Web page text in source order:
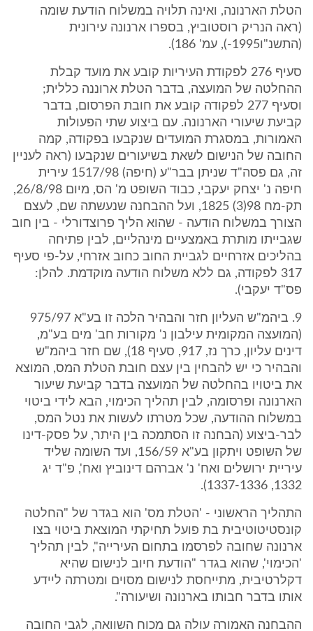
הטלת הארנונה, ואינה תלויה במשלוח הודעת שומה
(ראה הנריק רוסטוביץ, בספרו ארנונה עירונית
(התשנ"ו1995-), עמ' 186).
סעיף 276 לפקודת העיריות קובע את מועד קבלת
ההחלטה של המועצה, בדבר הטלת ארוננה כללית;
וסעיף 277 לפקודה קובע את חובת הפרסום, בדבר
קביעת שיעורי הארנונה. עם ביצוע שתי הפעולות
האמורות, במסגרת המועדים שנקבעו בפקודה, קמה
החובה של הנישום לשאת בשיעורים שנקבעו (ראה לעניין
זה, גם פסה"ד שניתן בבר"ע (חיפה) 1517/98 עירית
חיפה נ' יצחק יעקבי, כבוד השופט מ' הס, מיום 26/8/98,
תק-מח 98(3) 1825, ועל ההבחנה שנעשתה שם, לעצם
הצורך במשלוח הודעה - שהוא הליך פרוצדורלי - בין חוב
שגבייתו מותרת באמצעיים מינהליים, לבין פתיחה
בהליכים אזרחיים לגביית החוב כחוב אזרחי, על-פי סעיף
317 לפקודה, גם ללא משלוח הודעה מוקדמת. להלן:
פס"ד יעקבי).
9. ביהמ"ש העליון חזר והבהיר הלכה זו בע"א 975/97
(המועצה המקומית עילבון נ' מקורות חב' מים בע"מ,
דינים עליון, כרך נז, 917, סעיף 18), שם חזר ביהמ"ש
והבהיר כי יש להבחין בין עצם חובת הטלת המס, המוצא
את ביטויו בהחלטה של המועצה בדבר קביעת שיעור
הארנונה ופרסומה, לבין תהליך הכימוי, הבא לידי ביטוי
במשלוח ההודעה, שכל מטרתו לעשות את נטל המס,
לבר-ביצוע (הבחנה זו הסתמכה בין היתר, על פסק-דינו
של השופט ויתקון בע"א 156/59, ועד השומה שליד
עיריית ירושלים ואח' נ' אברהם דינוביץ ואח', פ"ד יג
1332, 1337-1336).
התהליך הראשוני - 'הטלת מס' הוא בגדר של "החלטה
קונסטיטוטיבית בת פועל תחיקתי המוצאת ביטוי בצו
ארנונה שחובה לפרסמו בתחום העירייה", לבין תהליך
'הכימוי', שהוא בגדר "הודעת חיוב לנישום שהיא
דקלרטיבית, מתייחסת לנישום מסוים ומטרתה ליידע
אותו בדבר חבותו בארנונה ושיעורה".
ההבחנה האמורה עולה גם מכוח השוואה, לגבי החובה